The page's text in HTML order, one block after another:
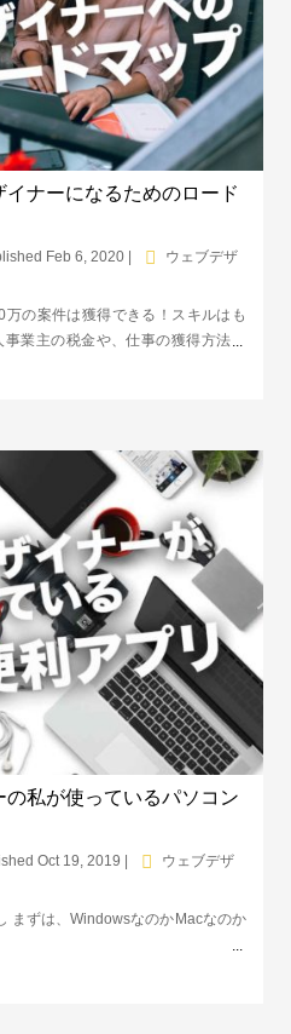
ナーになるためのロード
Feb 6, 2020 |
ウェブデザ
の案件は獲得できる！スキルはも
業主の税金や、仕事の獲得方法な
ーとして独り立ちするまでの流れを
験＆初心者のためのハウツー記事
私が使っているパソコン
Oct 19, 2019
ウェブデザ
まずは、WindowsなのかMacなのか